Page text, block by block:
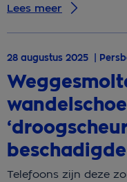
Lees meer
28 augustus 2025 |
Telefoons zijn deze